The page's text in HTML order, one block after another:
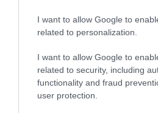
I want to allow Google to
related to personalization.
I want to allow Google to
related to security, including
functionality and fraud
user protection.
Amennyiben szeretjük a
gyógynövényekből
időszak arra, hogy
őket.
4 gyógynövény,
egyszerűen
CSÁKA ESZTER